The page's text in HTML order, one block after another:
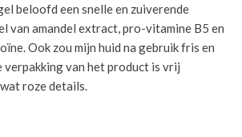
beloofd een snelle en zuiverende
van amandel extract, pro-vitamine B5 en
Ook zou mijn huid na gebruik fris en
verpakking van het product is vrij
roze details.